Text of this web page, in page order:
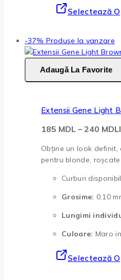
Selectează
-37% Produse la vanzare
Adaugă La Favorite
Extensii Gene Light
185 MDL – 240 MDL
Obține un look
pentru blonde,
Curburi
Grosime: 0.10
Lungimi
Culoare: Maro
Selectează